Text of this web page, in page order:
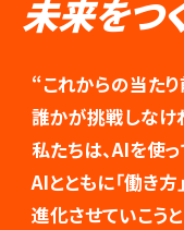
未来をつ
“これからの当たり
誰かが挑戦しなけ
私たちは、AIを使
AIとともに「働き方
進化させていこうと